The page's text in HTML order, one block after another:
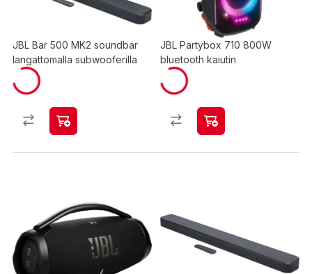
JBL Bar 500 MK2 soundbar
langattomalla subwooferilla
JBL Partybox 710 800W
bluetooth kaiutin